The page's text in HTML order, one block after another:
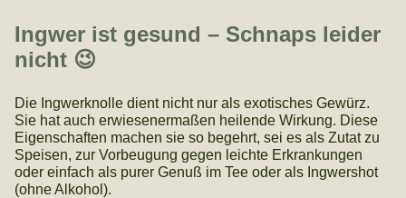
Ingwer ist gesund – Schnaps leider
nicht 😉
Die Ingwerknolle dient nicht nur als exotisches Gewürz.
Sie hat auch erwiesenermaßen heilende Wirkung. Diese
Eigenschaften machen sie so begehrt, sei es als Zutat zu
Speisen, zur Vorbeugung gegen leichte Erkrankungen
oder einfach als purer Genuß im Tee oder als Ingwershot
(ohne Alkohol).